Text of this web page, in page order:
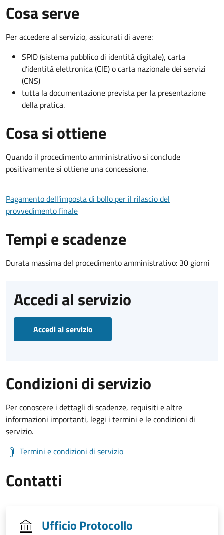
Cosa serve
Per accedere al servizio, assicurati di avere:
SPID (sistema pubblico di identità digitale), carta
d’identità elettronica (CIE) o carta nazionale dei servizi
(CNS)
tutta la documentazione prevista per la presentazione
della pratica.
Cosa si ottiene
Quando il procedimento amministrativo si conclude
positivamente si ottiene una concessione.
Pagamento dell'imposta di bollo per il rilascio del
provvedimento finale
Tempi e scadenze
Durata massima del procedimento amministrativo: 30 giorni
Accedi al servizio
Accedi al servizio
Condizioni di servizio
Per conoscere i dettagli di scadenze, requisiti e altre
informazioni importanti, leggi i termini e le condizioni di
servizio.
Termini e condizioni di servizio
Contatti
Ufficio Protocollo